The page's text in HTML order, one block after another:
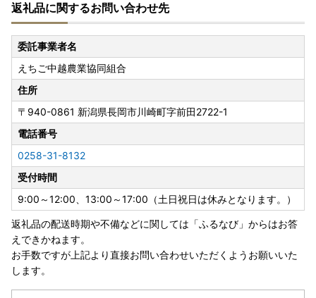
返礼品に関するお問い合わせ先
委託事業者名
えちご中越農業協同組合
住所
〒940-0861 新潟県長岡市川崎町字前田2722-1
電話番号
0258-31-8132
受付時間
9:00～12:00、13:00～17:00（土日祝日は休みとなります。）
返礼品の配送時期や不備などに関しては「ふるなび」からはお答
えできかねます。
お手数ですが上記より直接お問い合わせいただくようお願いいた
します。